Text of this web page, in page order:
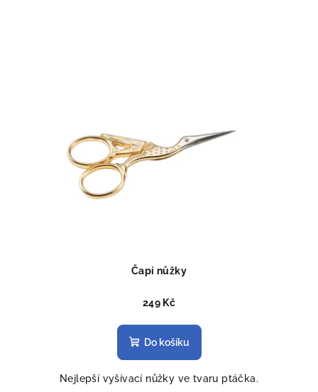
Čapí nůžky
249 Kč
Do košíku
Nejlepší vyšívací nůžky ve tvaru ptáčka.